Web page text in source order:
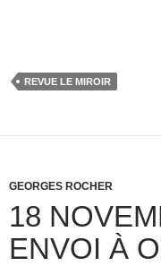
REVUE LE MIROIR
GEORGES ROCHER
18
ENVOI À